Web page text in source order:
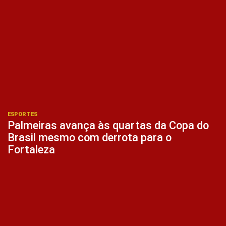
ESPORTES
Palmeiras avança às quartas da Copa do
Brasil mesmo com derrota para o
Fortaleza